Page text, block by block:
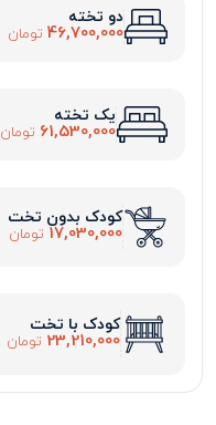
دو تخته
46,700,000 تومان
یک تخته
61,530,000 تومان
کودک بدون تخت
17,030,000 تومان
کودک با تخت
23,210,000 تومان